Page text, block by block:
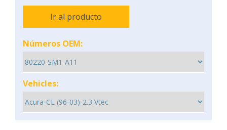
Ir al producto
Números OEM:
Vehicles: